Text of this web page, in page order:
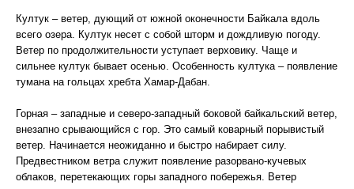
Култук – ветер, дующий от южной оконечности Байкала вдоль
всего озера. Култук несет с собой шторм и дождливую погоду.
Ветер по продолжительности уступает верховику. Чаще и
сильнее култук бывает осенью. Особенность култука – появление
тумана на гольцах хребта Хамар-Дабан.
Горная – западные и северо-западный боковой байкальский ветер,
внезапно срывающийся с гор. Это самый коварный порывистый
ветер. Начинается неожиданно и быстро набирает силу.
Предвестником ветра служит появление разорвано-кучевых
облаков, перетекающих горы западного побережья. Ветер